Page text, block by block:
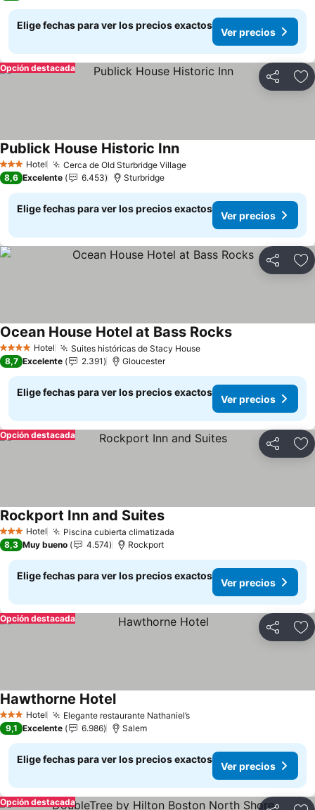
Elige fechas para ver los precios exactos
Ver precios
Compartir
Opción destacada
3 Estrellas
Hotel Cerca de Old Sturbridge VillageVer precios
Publick House Historic InnVer precios
8,6 Excelente 6.453 Sturbridge
Elige fechas para ver los precios exactos
Ver precios
Compartir
4 EstrellasHotel Suites históricas de Stacy HouseVer precios
Ocean House Hotel at Bass RocksVer precios
8,7 Excelente 2.391 Gloucester
Elige fechas para ver los precios exactos
Ver precios
Compartir
Opción destacada
3 Estrellas
Hotel Piscina cubierta climatizada
Rockport Inn and SuitesVer precios
8,3 Muy bueno 4.574 Rockport
Elige fechas para ver los precios exactos
Ver precios
Compartir
Opción destacada
3 Estrellas
Hotel Elegante restaurante Nathaniel’sVer precios
Hawthorne HotelVer precios
9,1 Excelente 6.986 Salem
Elige fechas para ver los precios exactos
Ver precios
Opción destacada